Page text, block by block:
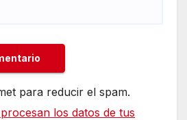
para reducir el spam.
los datos de tus